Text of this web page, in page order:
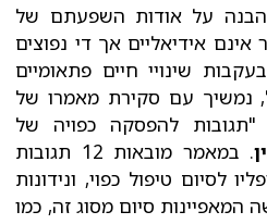
על אודות השפעתם של
אינם אידיאליים אך די נפוצים
שינויי חיים פתאומיים
נמשיך עם סקירת מאמרו של
להפסקה כפויה של
. במאמר מובאות 12 תגובות
לסיום טיפול כפוי, ונידונות
המאפיינות סיום מסוג זה, כמו